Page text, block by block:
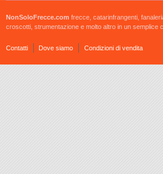
NonSoloFrecce.com frecce, catarinfrangenti,
croscotti, strumentazione e molto altro in un semplice
Contatti Dove siamo Condizioni di vendita